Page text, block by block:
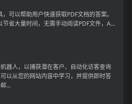
可以帮助用户快速获取PDF文档的答案。
省大量时间，无需手动阅读PDF文件，A...
器人，以捕获潜在客户、自动化访客查询
以从您的网站内容中学习，并提供即时答
...